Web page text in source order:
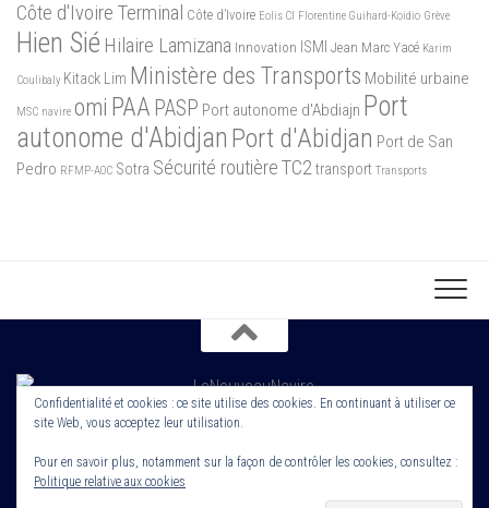
Côte d'Ivoire Terminal Côte d’Ivoire Eolis CI Florentine Guihard-Koidio Grève
Hien Sié Hilaire Lamizana Innovation ISMI Jean Marc Yacé Karim
Coulibaly Kitack Lim Ministère des Transports Mobilité urbaine
MSC navire omi PAA PASP Port autonome d'Abdiajn Port
autonome d'Abidjan Port d'Abidjan Port de San
Pedro RFMP-AOC Sotra Sécurité routièreTC2transport Transports
Copyright 2022. Le Nouveau Navire. Tout droit Réservé. Edité par
Cornerstone ROS
Confidentialité et cookies : ce site utilise des cookies. En continuant à utiliser ce
site Web, vous acceptez leur utilisation.
Pour en savoir plus, notamment sur la façon de contrôler les cookies, consultez :
Politique relative aux cookies